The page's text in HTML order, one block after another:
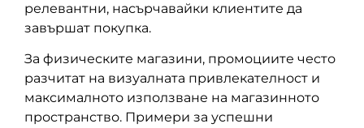
релевантни, насърчавайки клиентите да
завършат покупка.
За физическите магазини, промоциите често
разчитат на визуалната привлекателност и
максималното използване на магазинното
пространство. Примери за успешни